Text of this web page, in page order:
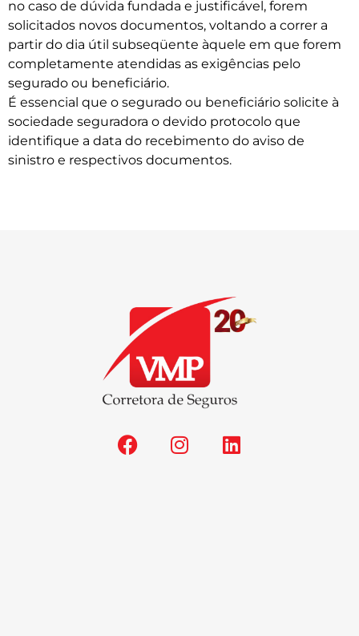
no caso de dúvida fundada e justificável, forem
solicitados novos documentos, voltando a correr a
partir do dia útil subseqüente àquele em que forem
completamente atendidas as exigências pelo
segurado ou beneficiário.
É essencial que o segurado ou beneficiário solicite à
sociedade seguradora o devido protocolo que
identifique a data do recebimento do aviso de
sinistro e respectivos documentos.